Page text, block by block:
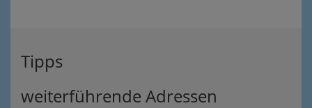
Tipps
weiterführende Adressen